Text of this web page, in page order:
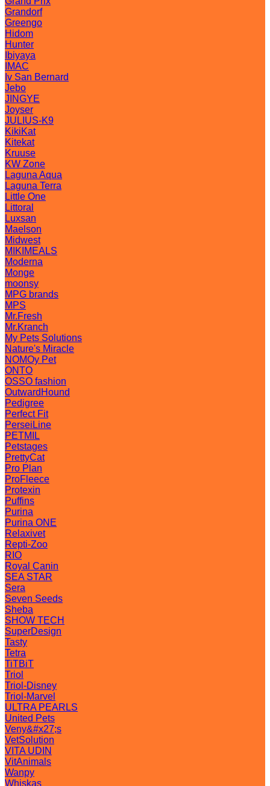
Grandorf
Greengo
Hidom
Hunter
Ibiyaya
IMAC
Iv San Bernard
Jebo
JINGYE
Joyser
JULIUS-K9
KikiKat
Kitekat
Kruuse
KW Zone
Laguna Aqua
Laguna Terra
Little One
Littoral
Luxsan
Maelson
Midwest
MIKIMEALS
Moderna
Monge
moonsy
MPG brands
MPS
Mr.Fresh
Mr.Kranch
My Pets Solutions
Nature's Miracle
NOMOy Pet
ONTO
OSSO fashion
OutwardHound
Pedigree
Perfect Fit
PerseiLine
PETMIL
Petstages
PrettyCat
Pro Plan
ProFleece
Protexin
Puffins
Purina
Purina ONE
Relaxivet
Repti-Zoo
RIO
Royal Canin
SEA STAR
Sera
Seven Seeds
Sheba
SHOW TECH
SuperDesign
Tasty
Tetra
TiTBiT
Triol
Triol-Disney
Triol-Marvel
ULTRA PEARLS
United Pets
Veny&#x27;s
VetSolution
VITA UDIN
VitAnimals
Wanpy
Whiskas